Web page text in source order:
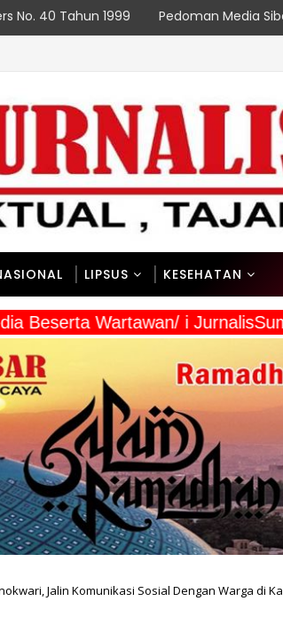
No. 40 Tahun 1999 Pedoman Media
LIPSUS KESEHATAN
Beserta Wartawan/ i
Jalin Komunikasi Sosial Dengan Warga di